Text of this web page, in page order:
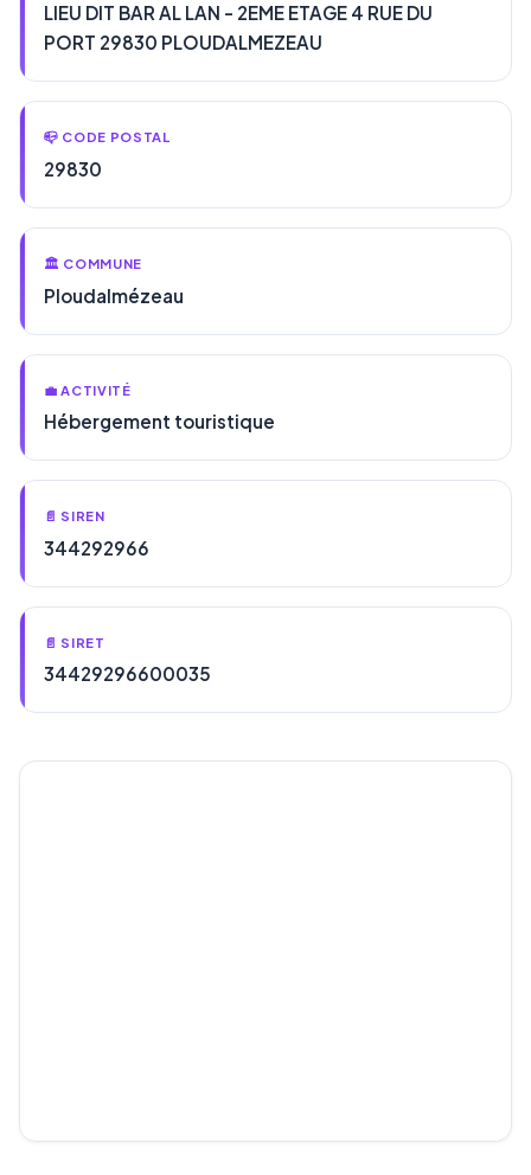
LIEU DIT BAR AL LAN - 2EME ETAGE 4 RUE DU
PORT 29830 PLOUDALMEZEAU
📪 CODE POSTAL
29830
🏛️ COMMUNE
Ploudalmézeau
💼 ACTIVITÉ
Hébergement touristique
📄 SIREN
344292966
📄 SIRET
34429296600035